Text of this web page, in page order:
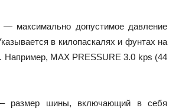
— максимально допустимое давление
в килопаскалях и фунтах на
Например, MAX PRESSURE 3.0 kps (44
размер шины, включающий в себя